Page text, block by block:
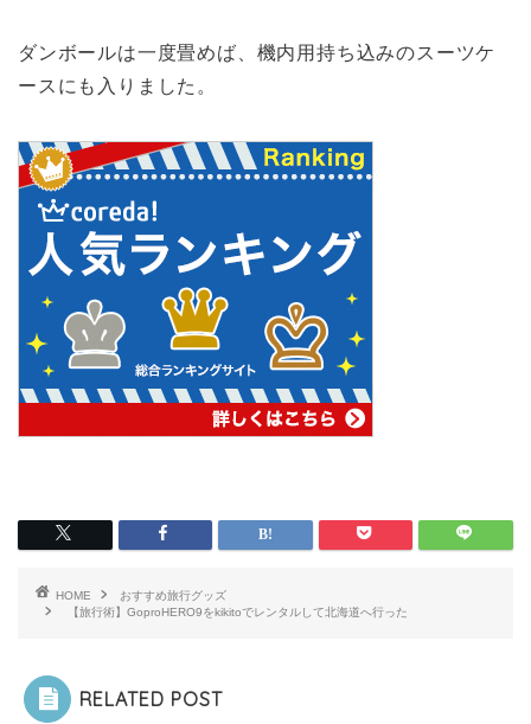
ダンボールは一度畳めば、機内用持ち込みのスーツケ
ースにも入りました。
HOME
おすすめ旅行グッズ
【旅行術】GoproHERO9をkikitoでレンタルして北海道へ行った
RELATED POST